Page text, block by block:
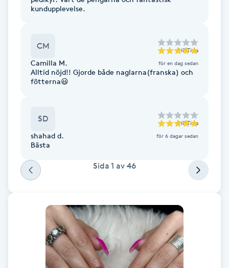
Fransk manikyr
Frekvensterapi
Friskvårdsmassage
Funktionsanalys
kundupplevelse.
CM till Tina
Camilla M. för en dag sedan
Alltid nöjd!! Gjorde både naglarna(franska) och
fötterna😃
SD till Tina
shahad d. för 6 dagar sedan
Bästa
Sida 1 av 46